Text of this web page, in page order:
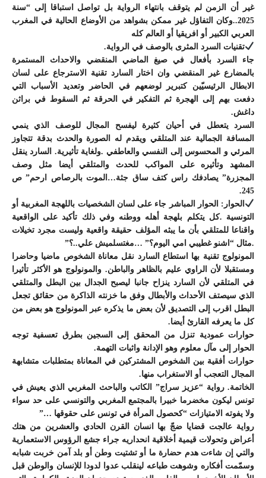
غير أن الزمن لم يتوقف بانتهاء الرواية بل تواصل استباقا إلى “سنة
2025..وكان التفاؤل غير ممكن بشواهد من الأوضاع الحالية في المغرب
العربي الكبير أو افريقيا أو العالم كله
تقنيات السرد المثرى بالوصف في الرواية.
جاء السرد بأفعال في صيغ الماضي المنقضي والاحداث المستمرة
بالمضارع غير المنقضي وان اختار السارد تقنية الاسترجاع على لسان
الابطال الرئيسيّين كتبرير لوضعهم في الحاضر وتعديد الأسباب التي
دفعت بهم إلى الهجرة ثم التفكير في الحرقة ثم السقوط في براثن
داغش.
السرد يتعطل في أحيان كثيرة ليفسح المجال للوصف الذي ينمي
المسافة الجمالية عند المتلقي ويقدم له الصورة والحدث بدقة تتجاوز
المرئي و المحسوس إلى النفسي والعاطفي .ولغاية تأثيرية. السارد ينقل
المشهد وتأثيره على المواكب للحدث والمتلقي أيضا مثل وصف
المجزرة” يصادفك راس كتف ساق جثة…الموت بالرصاص ارحم” ص
245.
الحوار: الحوار المباشر جاء على لسان الشخصيات باللهجة المغربية أو
التونسية .كل يتكلم بلهجة أهله ووطنه وفي ذلك تأكيد على الواقعية
واقناعا للمتلقي بأن ما يبثه المؤلف حقيقة واقعية وليست مجرد تخيلات
.مثال “اشنو غطيبي امي اليوم؟” …مغتسلميش علي..؟”
المونولوج تقنية بها استطاع السارد نقل معاناة الشخوص ماضيا وحاضرا
ومستقبلا لأن الراوي عليم بالظاهر والباطن. والمونولوج هو الأكثر تأثيرا
في المتلقي لأن السارد ينزاح جانبا ليصبح الجدال بين البطل والمتلقي
الذي سيصتف الأحداث والأبطال وفق ما خزنته الذاكرة من حقائق تجعل
البطل اقرب إلى التصديق لأن بعض ما يذكره عبر المونولوج هو بعض من
كل ما يعرفه القارئ أيضا.
حوارات عمودية تنزل من المحقق إلى السجين بطرق تعسفية توجه
الحوار إلى مآل معلوم وهو الإدانة واثبات التهمة.
حوارات أفقية بين الشخوص المشتركين في المعاناة بمتطلبات متشابهة
المجال التعجب أو الاستغراب منها.
الخاتمة. رواية “عزيز سراج” الكاتب والباحث المغربي الذي يعيش في
تونس ليكون مخضرما خبيرا بالمجتمع المغربي والتونسي على حد سواء
ولا يفوته الامتيازات “كحصول المرأة في تونس على حقوقها …”
رواية عالجت قضايا ضجّ بها انسان القرن الحادي والعشرين من هتك
أعراض وتحولات قيمية أخلاقية انحداريه جراء جشع الرؤوس الاستعمارية
والتي إن شاءت هدم حضارة ما أو تشتيت وطن أو بلد آمن خربت شبابه
وسمّمت أفكاره وشوهت طباعه لينقلب عدوا لدودا للإنسان والوطن قبل